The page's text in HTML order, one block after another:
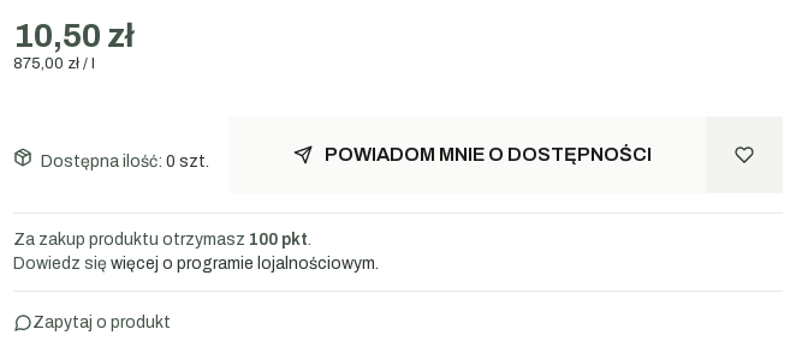
10,50 zł
875,00 zł / l
Dostępna ilość: 0 szt. POWIADOM MNIE O DOSTĘPNOŚCI
Za zakup produktu otrzymasz 100 pkt.
Dowiedz się więcej o programie lojalnościowym.
Zapytaj o produkt